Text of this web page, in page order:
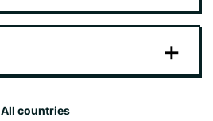
All countries